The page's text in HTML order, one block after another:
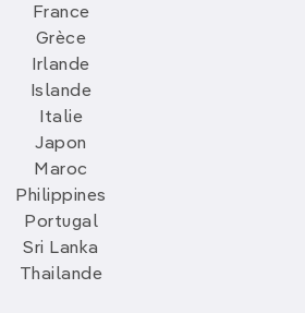
France
Grèce
Irlande
Islande
Italie
Japon
Maroc
Philippines
Portugal
Sri Lanka
Thailande